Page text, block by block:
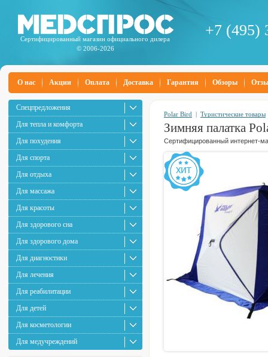
Сертифицированный магазин официального дилера
© 2006-2026
+7 (495)
О нас Акции Оплата Доставка Гарантия Обзоры
Спецпредложения
Для тепла и комфорта
Для похудения
Для спорта
Для отдыха
Для массажа
Для красоты
Для здорового сна
Для здорового дома
Для диагностики
Для лечения
Для реабилитации
Для детей
Для косметологии
Для медучреждений
Polar Bird | Туристические товары
Зимняя палатка
Сертифицированный интернет-